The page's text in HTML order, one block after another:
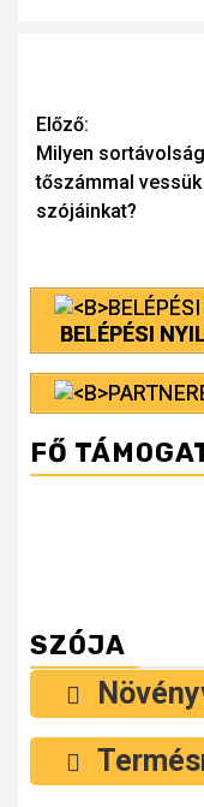
Continue
Reading
Előző:
Milyen
tőszámmal vessük
szójáinkat?
BELÉPÉSI
FŐ
SZÓJA